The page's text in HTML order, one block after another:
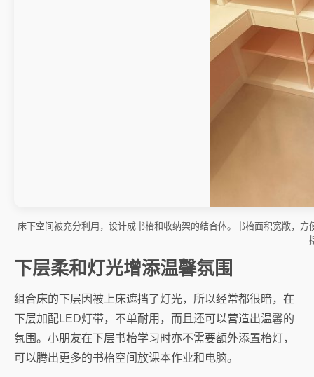
床下空间被充分利用，设计成书枱和收纳架的结合体。书枱面积宽敞，
下层柔和灯光增添温馨氛围
组合床的下层因被上床遮挡了灯光，所以经常都很暗，在
下层加配LED灯带，不单耐用，而且还可以营造出温馨的
氛围。小朋友在下层书枱学习时亦不需要额外添置枱灯，
可以腾出更多的书枱空间放课本作业和电脑。